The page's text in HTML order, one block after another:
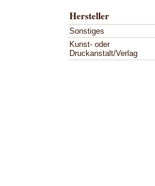
Hersteller
Sonstiges
Kunst- oder
Druckanstalt/Verlag